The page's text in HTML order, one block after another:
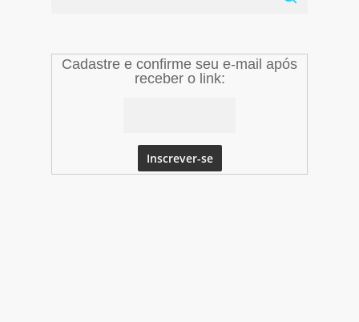
Cadastre e confirme seu e-mail após
receber o link: